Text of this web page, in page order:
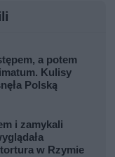
a potem
Kulisy
Polską
i zamykali
w Rzymie